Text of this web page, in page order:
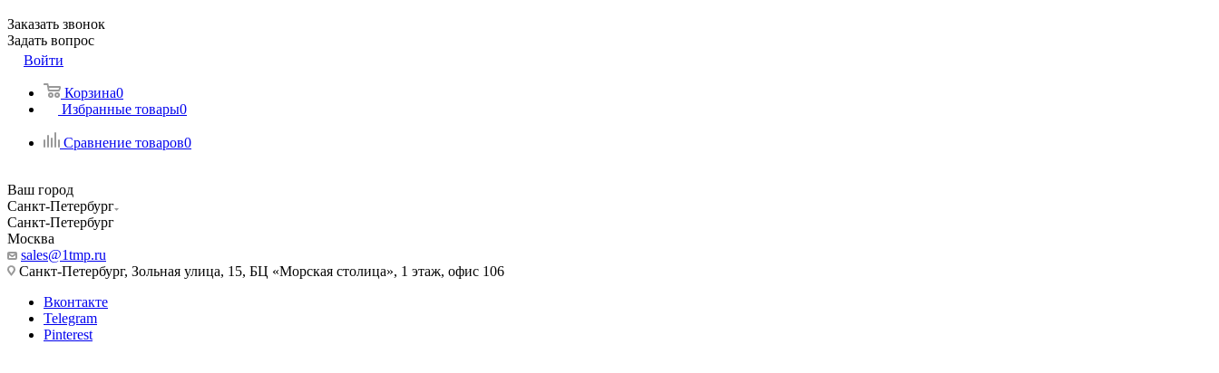
Заказать звонок
Задать вопрос
Войти
Корзина0
Избранные товары0
Сравнение товаров0
Ваш город
Санкт-Петербург
Санкт-Петербург
Москва
sales@1tmp.ru
Санкт-Петербург, Зольная улица, 15, БЦ «Морская столица», 1 этаж, офис 106
Вконтакте
Telegram
Pinterest